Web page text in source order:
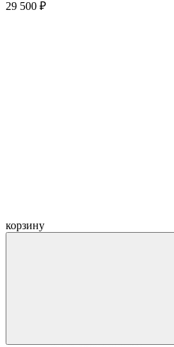
29 500 ₽
корзину